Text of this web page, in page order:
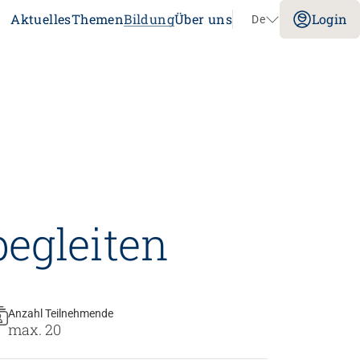
Navigation überspringen
AktuellesThemenBildungÜber uns De Login
Laufbahnberatung
Anzahl Teilnehmende
max. 20